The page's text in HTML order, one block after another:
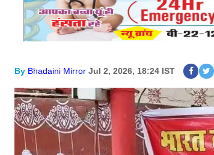
By Bhadaini Mirror Jul 2, 2026, 18:24 IST